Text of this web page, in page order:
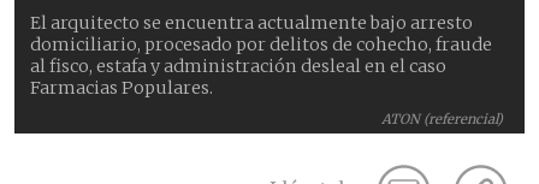
ATON (referencial)
El arquitecto se encuentra actualmente bajo arresto
domiciliario, procesado por delitos de cohecho, fraude
al fisco, estafa y administración desleal en el caso
Farmacias Populares.